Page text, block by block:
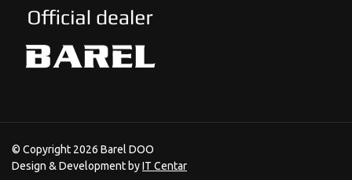
© Copyright 2026 Barel DOO
Design & Development byIT Centar